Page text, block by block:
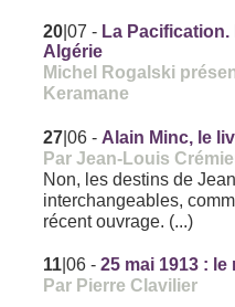
20 |07 - La
Algérie
Michel Rogalski
Keramane
27 |06 - Alain Minc, le
Par Jean-Louis
Non, les destins de
interchangeables,
récent ouvrage. (...)
11 |06 -25 mai 1913 :
Par Pierre Clavilier